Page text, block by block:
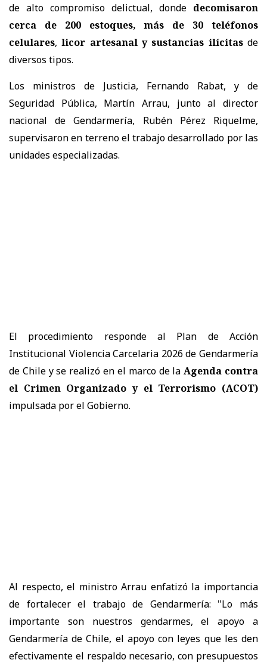
de alto compromiso delictual, donde decomisaron
cerca de 200 estoques, más de 30 teléfonos
celulares,licor artesanal y sustancias ilícitasde
diversos tipos.
Los ministros de Justicia, Fernando Rabat, y de
Seguridad Pública, Martín Arrau, junto al director
nacional de Gendarmería, Rubén Pérez Riquelme,
supervisaron en terreno el trabajo desarrollado por las
unidades especializadas.
El procedimiento responde al Plan de Acción
Institucional Violencia Carcelaria 2026 de Gendarmería
de Chile y se realizó en el marco de laAgenda contra
el Crimen Organizado y el Terrorismo (ACOT)
impulsada por el Gobierno.
Al respecto, el ministro Arrau enfatizó la importancia
de fortalecer el trabajo de Gendarmería: "Lo más
importante son nuestros gendarmes, el apoyo a
Gendarmería de Chile, el apoyo con leyes que les den
efectivamente el respaldo necesario, con presupuestos